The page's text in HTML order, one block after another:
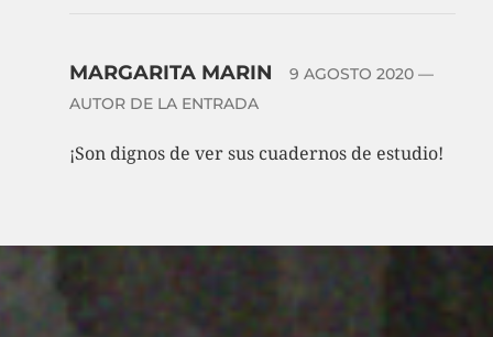
MARGARITA MARIN 9 AGOSTO 2020—
AUTOR DE LA ENTRADA
¡Son dignos de ver sus cuadernos de estudio!